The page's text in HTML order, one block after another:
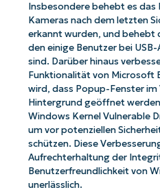
Insbesondere behebt es das
Kameras nach dem letzten
erkannt wurden, und behebt
den einige Benutzer bei
sind. Darüber hinaus
Funktionalität von Microsoft
wird, dass Popup-Fenster
Hintergrund geöffnet
Windows Kernel Vulnerable
um vor potenziellen
schützen. Diese
Aufrechterhaltung der
Benutzerfreundlichkeit von
unerlässlich.